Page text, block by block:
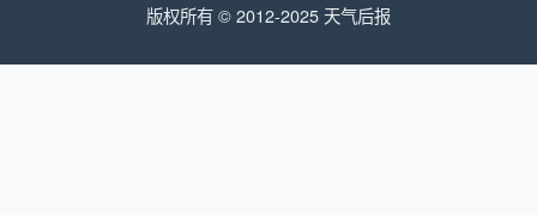
版权所有 © 2012-2025 天气后报